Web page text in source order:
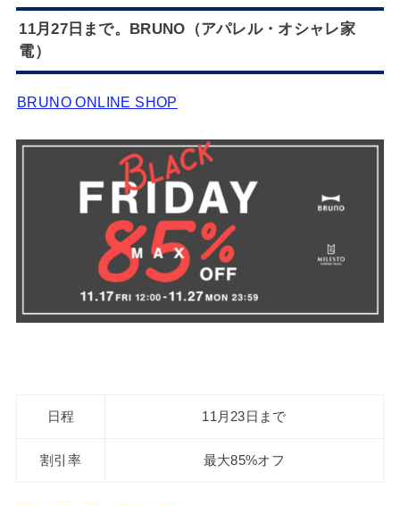
11月27日まで。BRUNO（アパレル・オシャレ家
電）
BRUNO ONLINE SHOP
日程 11月23日まで
割引率 最大85%オフ